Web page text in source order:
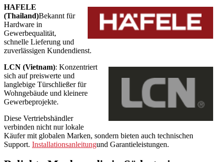
HAFELE
(Thailand)Bekannt für
Hardware in
Gewerbequalität,
schnelle Lieferung und
zuverlässigen Kundendienst.
LCN (Vietnam): Konzentriert
sich auf preiswerte und
langlebige Türschließer für
Wohngebäude und kleinere
Gewerbeprojekte.
Diese Vertriebshändler
verbinden nicht nur lokale
Käufer mit globalen Marken, sondern bieten auch technischen
Support. Installationsanleitungund Garantieleistungen.